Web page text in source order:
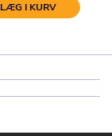
LÆG I KURV